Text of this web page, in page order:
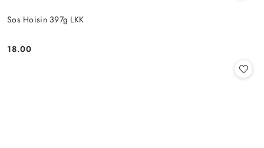
Sos Hoisin 397g LKK
Cena:
18.00